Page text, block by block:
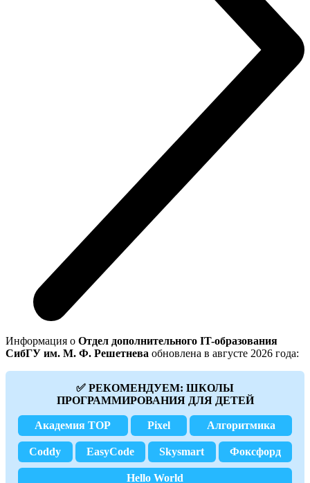
Информация о Отдел дополнительного IT-образования
СибГУ им. М. Ф. Решетнева обновлена в августе 2026 года:
✅ РЕКОМЕНДУЕМ: ШКОЛЫ
ПРОГРАММИРОВАНИЯ ДЛЯ ДЕТЕЙ
Академия TOP Pixel Алгоритмика
Coddy EasyCode Skysmart Фоксфорд
Hello World